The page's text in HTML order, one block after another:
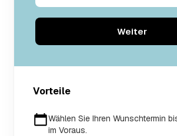
Weiter
Vorteile
Wählen Sie Ihren Wunschtermin
im Voraus.